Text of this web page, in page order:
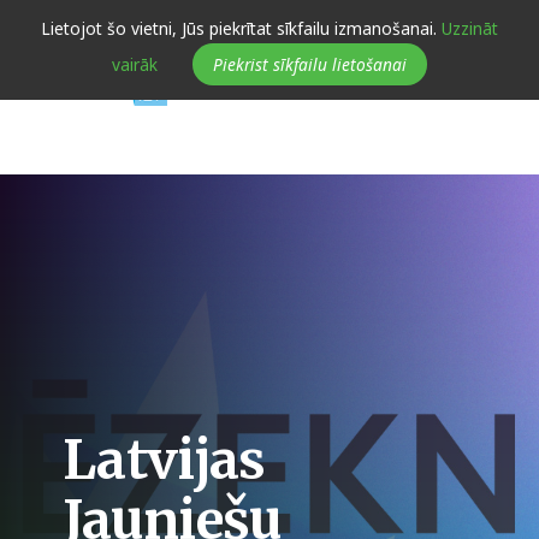
navigation
Lietojot šo vietni, Jūs piekrītat sīkfailu izmanošanai. Uzzināt
vairāk
Piekrist sīkfailu lietošanai